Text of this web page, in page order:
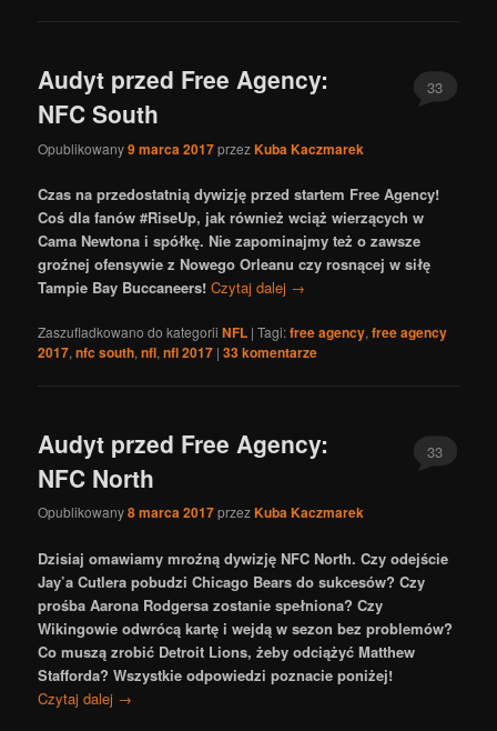
Audyt przed Free Agency:
NFC South
Opublikowany9 marca 2017przezKuba Kaczmarek
33
Czas na przedostatnią dywizję przed startem Free Agency!
Coś dla fanów #RiseUp, jak również wciąż wierzących w
Cama Newtona i spółkę. Nie zapominajmy też o zawsze
groźnej ofensywie z Nowego Orleanu czy rosnącej w siłę
Tampie Bay Buccaneers! Czytaj dalej →
Zaszufladkowano do kategorii NFL |Tagi:free agency,free agency
2017,nfc south,nfl,nfl 2017 |33komentarze
Audyt przed Free Agency:
NFC North
Opublikowany8 marca 2017przezKuba Kaczmarek
33
Dzisiaj omawiamy mroźną dywizję NFC North. Czy odejście
Jay’a Cutlera pobudzi Chicago Bears do sukcesów? Czy
prośba Aarona Rodgersa zostanie spełniona? Czy
Wikingowie odwrócą kartę i wejdą w sezon bez problemów?
Co muszą zrobić Detroit Lions, żeby odciążyć Matthew
Stafforda? Wszystkie odpowiedzi poznacie poniżej!
Czytaj dalej →